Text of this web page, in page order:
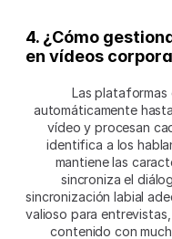
4. ¿Cómo
en vídeos
Las
automáticamente
vídeo y procesan
identifica a los
mantiene las
sincroniza el
sincronización labial
valioso para
contenido con